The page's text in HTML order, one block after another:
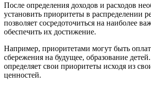
После определения доходов и расходов
установить приоритеты в распределении
позволяет сосредоточиться на наиболее
обеспечить их достижение.
Например, приоритетами могут быть
сбережения на будущее, образование
определяет свои приоритеты исходя из
ценностей.